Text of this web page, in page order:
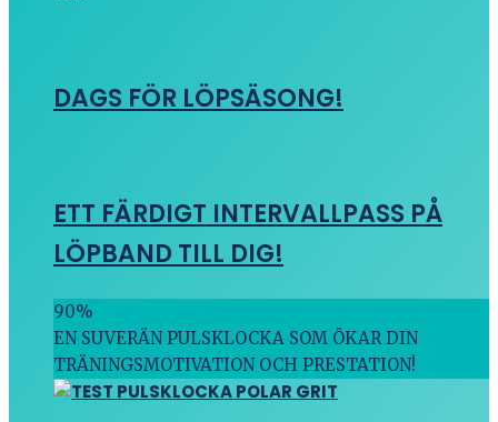
DAGS FÖR LÖPSÄSONG!
ETT FÄRDIGT INTERVALLPASS PÅ
LÖPBAND TILL DIG!
90%
EN SUVERÄN PULSKLOCKA SOM ÖKAR DIN
TRÄNINGSMOTIVATION OCH PRESTATION!